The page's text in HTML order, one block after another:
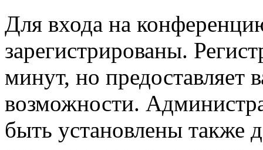
Для входа на
зарегистрированы.
минут, но предоставляет
возможности.
быть установлены также